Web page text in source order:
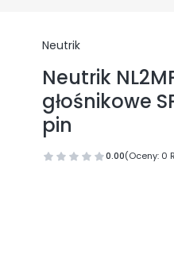
Neutrik
Neutrik
głośnikowe
pin
0.00(Oceny: 0
Przejdź do